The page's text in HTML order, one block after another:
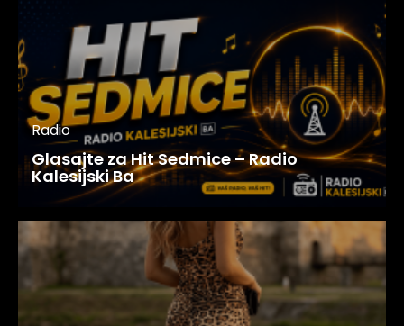
Radio
Glasajte za Hit Sedmice – Radio
Kalesijski Ba